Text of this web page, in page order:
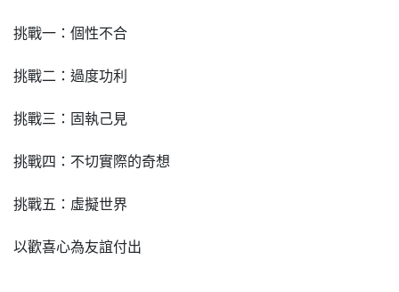
挑戰一：個性不合
挑戰二：過度功利
挑戰三：固執己見
挑戰四：不切實際的奇想
挑戰五：虛擬世界
以歡喜心為友誼付出